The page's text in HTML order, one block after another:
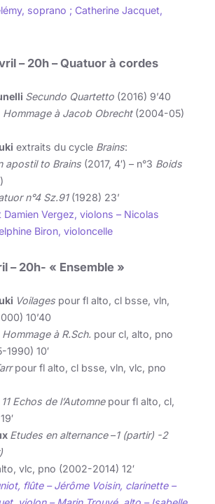
soprano ; Catherine Jacquet,
– 20h – Quatuor à cordes
Secundo Quartetto (2016) 9’40
Hommage à Jacob Obrecht(2004-05)
extraits du cycle Brains:
apostil to Brains (2017, 4′) – n°3 Boids
n°4 Sz.91(1928) 23’
Damien Vergez, violons – Nicolas
Biron, violoncelle
– 20h- « Ensemble »
Voilages pour fl alto, cl bsse, vln,
10’40
Hommage à R.Sch. pour cl, alto, pno
1990) 10′
pour fl alto, cl bsse, vln, vlc, pno
11 Echos de l’Automnepour fl alto, cl,
Etudes en alternance–1 (partir) -2
vlc, pno (2002-2014) 12′
flûte – Jérôme Voisin, clarinette –